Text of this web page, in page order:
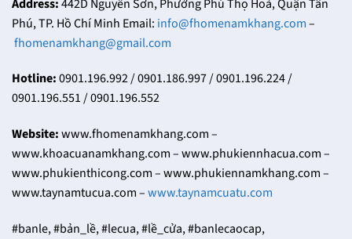
Address:442D Nguyễn Sơn, Phường Phú Thọ Hoà, Quận Tân
Phú, TP. Hồ Chí Minh Email: info@fhomenamkhang.com–
fhomenamkhang@gmail.com
Hotline:0901.196.992 / 0901.186.997 / 0901.196.224 /
0901.196.551 / 0901.196.552
Website:www.fhomenamkhang.com –
www.khoacuanamkhang.com – www.phukiennhacua.com –
www.phukienthicong.com – www.phukiennamkhang.com –
www.taynamtucua.com –www.taynamcuatu.com
#banle, #bản_lề, #lecua, #lề_cửa, #banlecaocap,